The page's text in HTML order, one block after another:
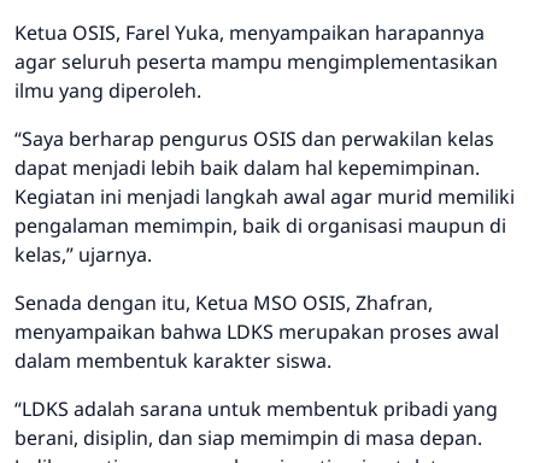
Ketua OSIS, Farel Yuka, menyampaikan harapannya
agar seluruh peserta mampu mengimplementasikan
ilmu yang diperoleh.
“Saya berharap pengurus OSIS dan perwakilan kelas
dapat menjadi lebih baik dalam hal kepemimpinan.
Kegiatan ini menjadi langkah awal agar murid memiliki
pengalaman memimpin, baik di organisasi maupun di
kelas,” ujarnya.
Senada dengan itu, Ketua MSO OSIS, Zhafran,
menyampaikan bahwa LDKS merupakan proses awal
dalam membentuk karakter siswa.
“LDKS adalah sarana untuk membentuk pribadi yang
berani, disiplin, dan siap memimpin di masa depan.